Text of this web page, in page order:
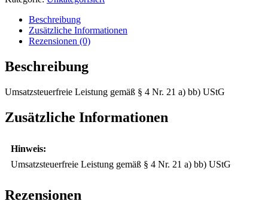
Beschreibung
Zusätzliche Informationen
Rezensionen (0)
Beschreibung
Umsatzsteuerfreie Leistung gemäß § 4 Nr. 21 a) bb) UStG
Zusätzliche Informationen
Hinweis:
Umsatzsteuerfreie Leistung gemäß § 4 Nr. 21 a) bb) UStG
Rezensionen